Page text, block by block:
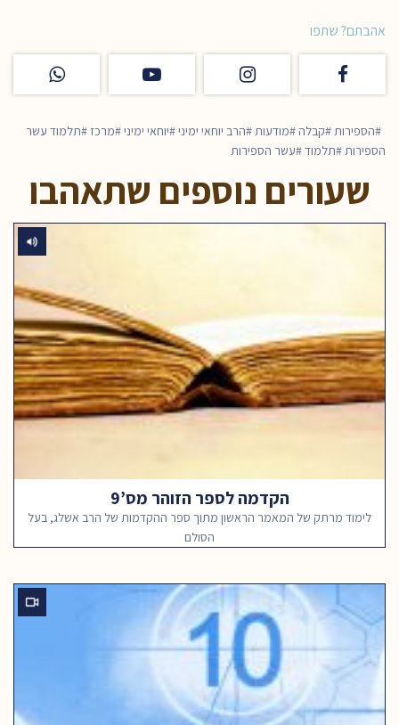
אהבתם? שתפו
הספירות קבלה מודעות הרב יוחאי ימיני יוחאי ימיני מרכז
תלמוד עשר
הספירות
תלמוד עשר הספירות
שעורים נוספים שתאהבו
הקדמה לספר הזוהר מס’9
לימוד מרתק של המאמר הראשון מתוך ספר ההקדמות של הרב אשלג, בעל
הסולם